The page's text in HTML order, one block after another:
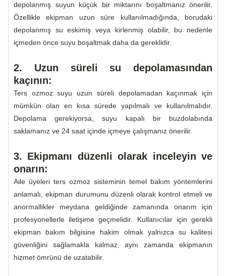
depolanmış suyun küçük bir miktarını boşaltmanız önerilir.
Özellikle ekipman uzun süre kullanılmadığında, borudaki
depolanmış su eskimiş veya kirlenmiş olabilir, bu nedenle
içmeden önce suyu boşaltmak daha da gereklidir.
2. Uzun süreli su depolamasından
kaçının:
Ters ozmoz suyu uzun süreli depolamadan kaçınmak için
mümkün olan en kısa sürede yapılmalı ve kullanılmalıdır.
Depolama gerekiyorsa, suyu kapalı bir buzdolabında
saklamanız ve 24 saat içinde içmeye çalışmanız önerilir.
3. Ekipmanı düzenli olarak inceleyin ve
onarın:
Aile üyeleri ters ozmoz sisteminin temel bakım yöntemlerini
anlamalı, ekipman durumunu düzenli olarak kontrol etmeli ve
anormallikler meydana geldiğinde zamanında onarım için
profesyonellerle iletişime geçmelidir. Kullanıcılar için gerekli
ekipman bakım bilgisine hakim olmak yalnızca su kalitesi
güvenliğini sağlamakla kalmaz, aynı zamanda ekipmanın
hizmet ömrünü de uzatabilir.